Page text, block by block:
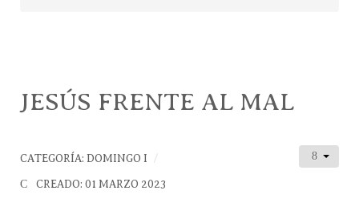
JESÚS FRENTE AL MAL
CATEGORÍA: DOMINGO I
CREADO: 01 MARZO 2023